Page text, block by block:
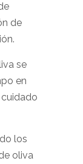
de
se
en
los
oliva